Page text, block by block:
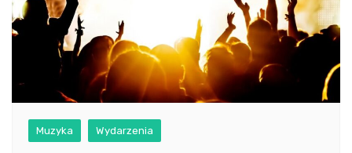
Muzyka Wydarzenia